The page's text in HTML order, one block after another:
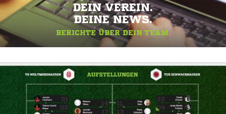
DEIN VEREIN.
DEINE NEWS.
BERICHTE ÜBER DEIN TEAM.